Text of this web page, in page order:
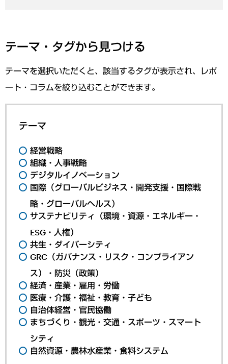
テーマ・タグから見つける
テーマを選択いただくと、該当するタグが表示され、レポ
ート・コラムを絞り込むことができます。
テーマ
経営戦略
組織・人事戦略
デジタルイノベーション
国際（グローバルビジネス・開発支援・国際戦
略・グローバルヘルス）
サステナビリティ（環境・資源・エネルギー・
ESG・人権）
共生・ダイバーシティ
GRC（ガバナンス・リスク・コンプライアン
ス）・防災（政策）
経済・産業・雇用・労働
医療・介護・福祉・教育・子ども
自治体経営・官民協働
まちづくり・観光・交通・スポーツ・スマート
シティ
自然資源・農林水産業・食料システム